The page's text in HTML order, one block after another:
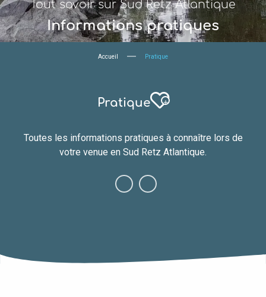
Tout savoir sur Sud Retz Atlantique
Informations pratiques
Accueil Pratique
PratiqueAjouter aux
Toutes les informations pratiques à connaître lors de
votre venue en Sud Retz Atlantique.